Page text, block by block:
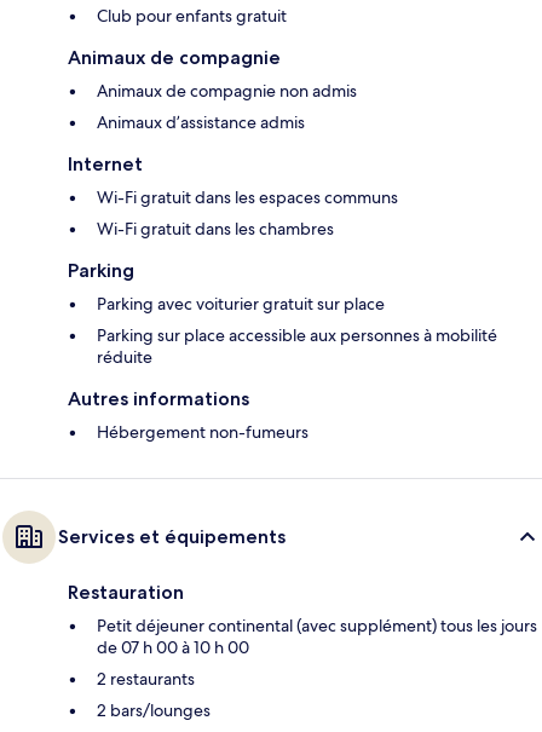
Club pour enfants gratuit
Animaux de compagnie
Animaux de compagnie non admis
Animaux d’assistance admis
Internet
Wi-Fi gratuit dans les espaces communs
Wi-Fi gratuit dans les chambres
Parking
Parking avec voiturier gratuit sur place
Parking sur place accessible aux personnes à mobilité
réduite
Autres informations
Hébergement non-fumeurs
Services et équipements
Restauration
Petit déjeuner continental (avec supplément) tous les jours
de 07 h 00 à 10 h 00
2 restaurants
2 bars/lounges